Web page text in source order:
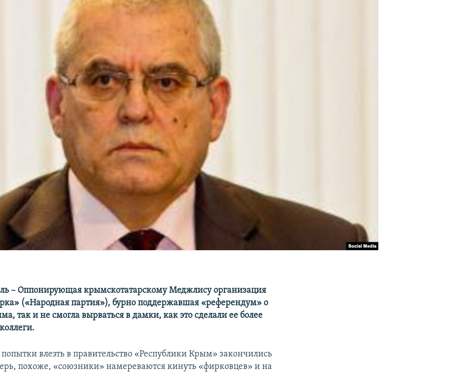
– Оппонирующая крымскотатарскому Меджлису организация
(«Народная партия»), бурно поддержавшая «референдум» о
так и не смогла вырваться в дамки, как это сделали ее более
влезть в правительство «Республики Крым» закончились
похоже, «союзники» намереваются кинуть «фирковцев» и на